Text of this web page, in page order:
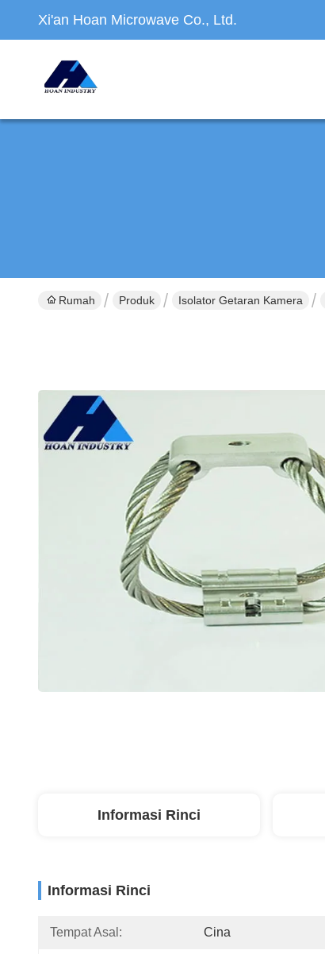
Xi'an Hoan Microwave Co., Ltd.
Rumah Produk Isolator Getaran Kamera
Informasi Rinci
Informasi Rinci
Tempat Asal: Cina